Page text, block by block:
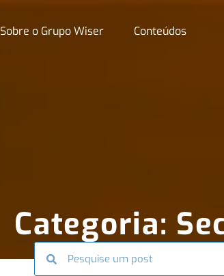
Sobre o Grupo Wiser Conteúdos
Categoria: